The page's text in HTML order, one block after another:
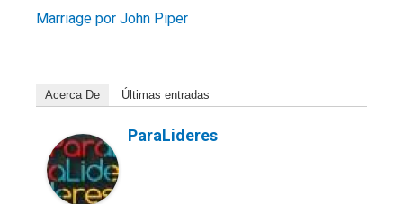
Marriage por John Piper
Acerca De Últimas entradas
ParaLideres